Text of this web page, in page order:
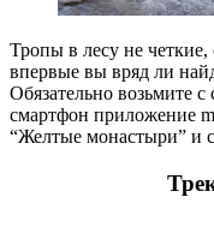
Тропы в лесу не
впервые вы вряд ли
Обязательно возьмите
смартфон приложение
“Желтые монастыри” и